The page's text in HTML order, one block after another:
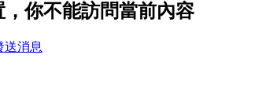
你不能訪問當前內容
送消息